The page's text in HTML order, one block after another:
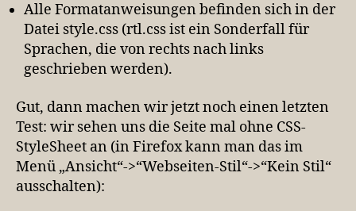
Alle Formatanweisungen befinden sich in der
Datei style.css (rtl.css ist ein Sonderfall für
Sprachen, die von rechts nach links
geschrieben werden).
Gut, dann machen wir jetzt noch einen letzten
Test: wir sehen uns die Seite mal ohne CSS-
StyleSheet an (in Firefox kann man das im
Menü „Ansicht“->“Webseiten-Stil“->“Kein Stil“
ausschalten):